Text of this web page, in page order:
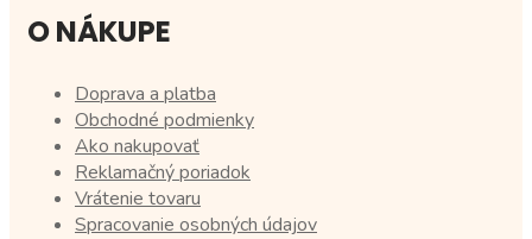
O NÁKUPE
Doprava a platba
Obchodné podmienky
Ako nakupovať
Reklamačný poriadok
Vrátenie tovaru
Spracovanie osobných údajov